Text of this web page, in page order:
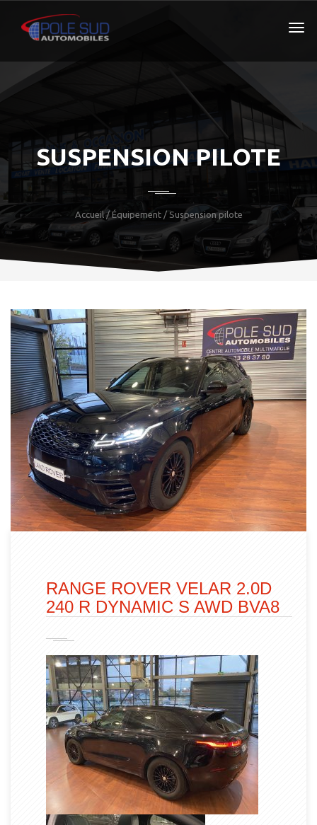
SUSPENSION PILOTE
Accueil / Équipement / Suspension pilote
RANGE ROVER VELAR 2.0D
240 R DYNAMIC S AWD BVA8